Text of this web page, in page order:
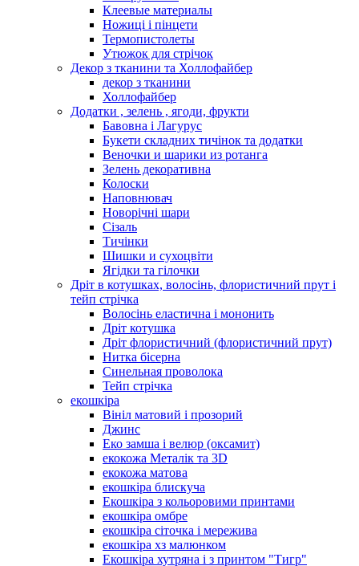
Клеевые материалы
Ножиці і пінцети
Термопистолеты
Утюжок для стрічок
Декор з тканини та Холлофайбер
декор з тканини
Холлофайбер
Додатки , зелень , ягоди, фрукти
Бавовна і Лагурус
Букети складних тичінок та додатки
Веночки и шарики из ротанга
Зелень декоративна
Колоски
Наповнювач
Новорічні шари
Сізаль
Тичінки
Шишки и сухоцвіти
Ягідки та гілочки
Дріт в котушках, волосінь, флористичний прут і
тейп стрічка
Волосінь еластична і мононить
Дріт котушка
Дріт флористичний (флористичний прут)
Нитка бісерна
Синельная проволока
Тейп стрічка
екошкіра
Вініл матовий і прозорий
Джинс
Еко замша і велюр (оксамит)
екокожа Металік та 3D
екокожа матова
екошкіра блискуча
Екошкіра з кольоровими принтами
екошкіра омбре
екошкіра сіточка і мережива
екошкіра хз малюнком
Екошкіра хутряна і з принтом "Тигр"